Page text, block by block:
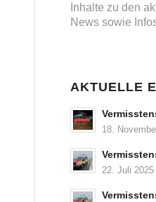
Inhalte zu den
News sowie
AKTUELLE
18.
22. Juli 2025